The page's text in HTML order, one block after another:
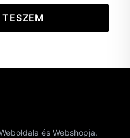
és Webshopja.